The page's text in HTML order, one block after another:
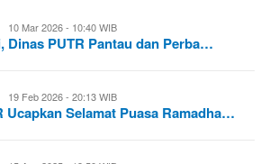
10 Mar 2026 - 10:40 WIB
Dinas PUTR Pantau dan Perba…
19 Feb 2026 - 20:13 WIB
Ucapkan Selamat Puasa Ramadha…